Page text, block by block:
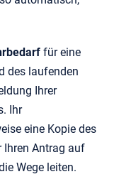
für eine
des laufenden
Ihrer
Ihr
eine Kopie des
Ihren Antrag auf
Wege leiten.